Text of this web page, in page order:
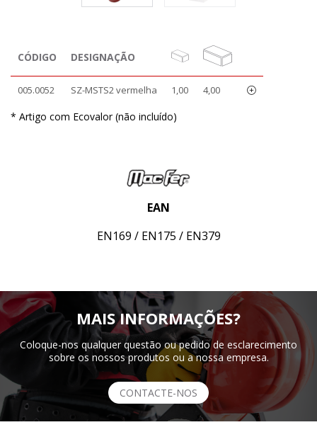
CÓDIGO DESIGNAÇÃO
005.0052 SZ-MSTS2 vermelha 1,00 4,00
* Artigo com Ecovalor (não incluído)
EAN
EN169 / EN175 / EN379
MAIS INFORMAÇÕES?
Coloque-nos qualquer questão ou pedido de esclarecimento
sobre os nossos produtos ou a nossa empresa.
CONTACTE-NOS